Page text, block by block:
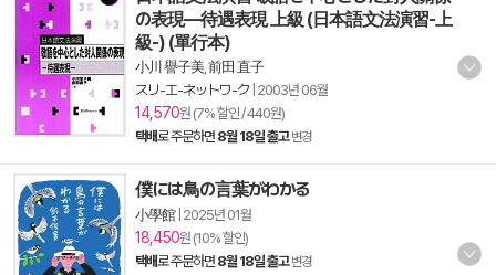
の表現―待遇表現 上級 (日本語文法演習-上
級-) (單行本)
小川 譽子美, 前田 直子
スリ-エ-ネットワ-ク 2003년 06월
14,570원 (7% 할인 / 440원)
택배로 주문하면 8월 18일 출고 변경
僕には鳥の言葉がわかる
小學館| 2025년 01월
18,450원 (10% 할인)
택배로 주문하면 8월 18일 출고 변경